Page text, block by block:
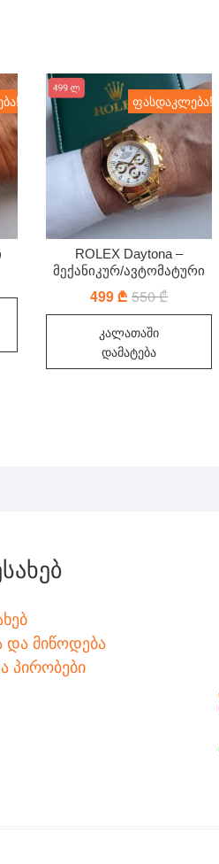
ფასდაკლება!
ROLEX Daytona –
მექანიკურ/ავტომატური
550₾Original
499₾ Current
კალათაში
დამატება
და მიწოდება
პირობები